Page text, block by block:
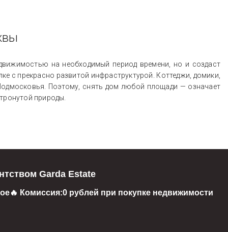
на необходимый период времени, но и создаст
с прекрасно развитой инфраструктурой. Коттеджи, домики,
Поэтому, снять дом любой площади — означает
природы.
Garda Estate
🔥 Комиссия:0 рублей при покупке недвижимости